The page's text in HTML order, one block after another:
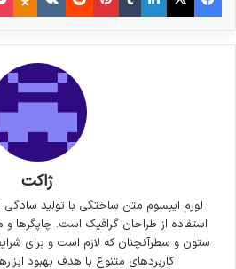
ژاکت
لورم ایپسوم متن ساختگی با تولید
استفاده از طراحان گرافیک است. چاپگرها و
ستون و سطرآنچنان که لازم است و برای
کاربردهای متنوع با هدف بهبود